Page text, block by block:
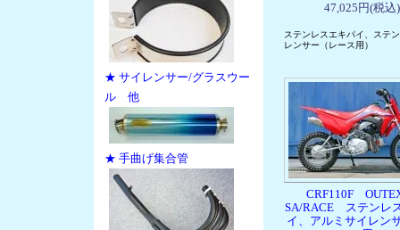
★ サイレンサー/グラスウー
ル 他
★ 手曲げ集合管
47,025円(税込)
ステンレスエキパイ、ステ
レンサー（レース用）
CRF110F
SA/RACE ステンレ
イ、アルミサイレン